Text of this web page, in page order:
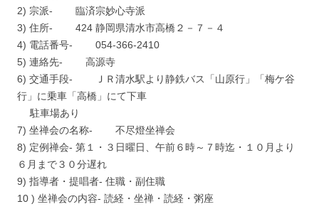
2) 宗派- 臨済宗妙心寺派
3) 住所- 424 静岡県清水市高橋２－７－４
4) 電話番号- 054-366-2410
5) 連絡先- 高源寺
6) 交通手段- ＪＲ清水駅より静鉄バス「山原行」「梅ケ谷
行」に乗車「高橋」にて下車
駐車場あり
7) 坐禅会の名称- 不尽燈坐禅会
8) 定例禅会- 第１・３日曜日、午前６時～７時迄・１０月より
６月まで３０分遅れ
9) 指導者・提唱者- 住職・副住職
10 ) 坐禅会の内容- 読経・坐禅・読経・粥座